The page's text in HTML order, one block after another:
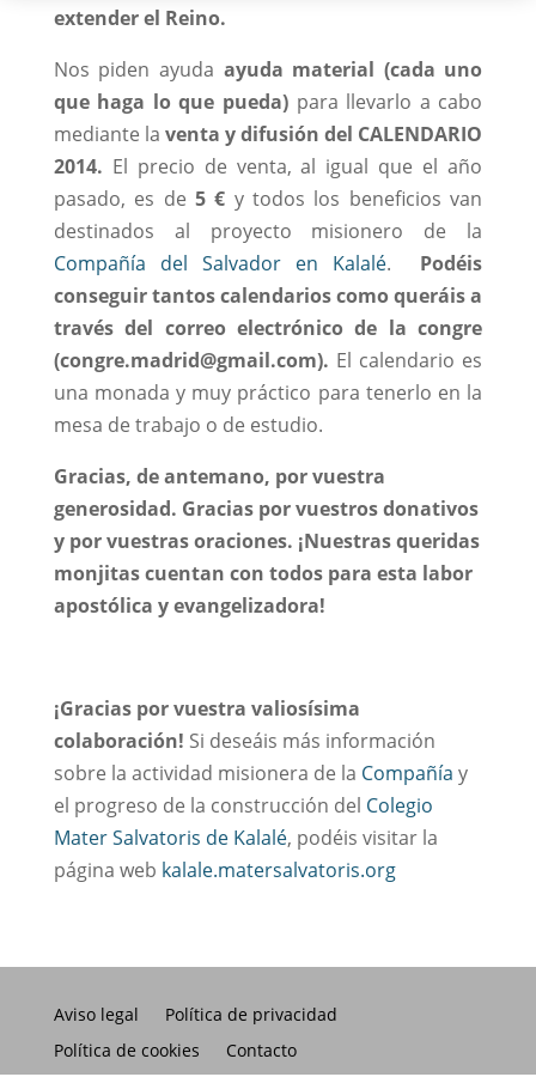
extender el Reino.
Nos piden ayuda ayuda material (cada uno
que haga lo que pueda) para llevarlo a cabo
mediante la venta y difusión del CALENDARIO
2014. El precio de venta, al igual que el año
pasado, es de 5 € y todos los beneficios van
destinados al proyecto misionero de la
Compañía del Salvador en Kalalé. Podéis
conseguir tantos calendarios como queráis a
través del correo electrónico de la congre
(congre.madrid@gmail.com). El calendario es
una monada y muy práctico para tenerlo en la
mesa de trabajo o de estudio.
Gracias, de antemano, por vuestra
generosidad. Gracias por vuestros donativos
y por vuestras oraciones. ¡Nuestras queridas
monjitas cuentan con todos para esta labor
apostólica y evangelizadora!
¡Gracias por vuestra valiosísima
colaboración! Si deseáis más información
sobre la actividad misionera de la Compañía y
el progreso de la construcción del Colegio
Mater Salvatoris de Kalalé, podéis visitar la
página web kalale.matersalvatoris.org
Aviso legal
Política de privacidad
Política de cookies
Contacto